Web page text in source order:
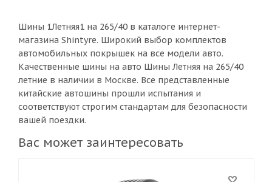
Шины 1Летняя1 на 265/40 в каталоге интернет-
магазина Shintyre. Широкий выбор комплектов
автомобильных покрышек на все модели авто.
Качественные шины на авто Шины Летняя на 265/40
летние в наличии в Москве. Все представленные
китайские автошины прошли испытания и
соответствуют строгим стандартам для безопасности
вашей поездки.
Вас может заинтересовать